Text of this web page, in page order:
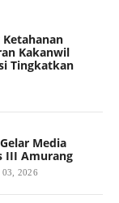
Kakanwil
Tingkatkan
Media
III Amurang
03, 2026